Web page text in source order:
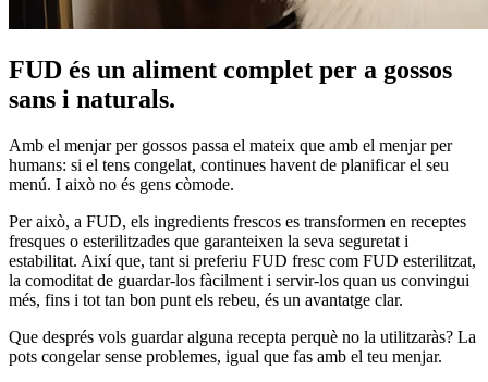
FUD és un aliment complet per a gossos
sans i naturals.
Amb el menjar per gossos passa el mateix que amb el menjar per
humans: si el tens congelat, continues havent de planificar el seu
menú. I això no és gens còmode.
Per això, a FUD, els ingredients frescos es transformen en receptes
fresques o esterilitzades que garanteixen la seva seguretat i
estabilitat. Així que, tant si preferiu FUD fresc com FUD esterilitzat,
la comoditat de guardar-los fàcilment i servir-los quan us convingui
més, fins i tot tan bon punt els rebeu, és un avantatge clar.
Que després vols guardar alguna recepta perquè no la utilitzaràs? La
pots congelar sense problemes, igual que fas amb el teu menjar.